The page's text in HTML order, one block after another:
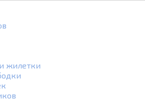
жилетки